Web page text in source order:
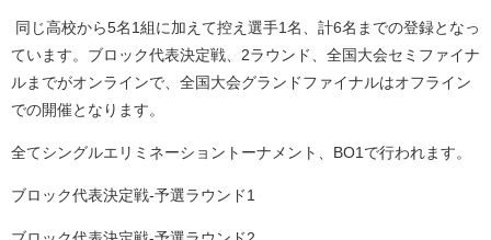
同じ高校から5名1組に加えて控え選手1名、計6名までの登録となっ
ています。ブロック代表決定戦、2ラウンド、全国大会セミファイナ
ルまでがオンラインで、全国大会グランドファイナルはオフライン
での開催となります。
全てシングルエリミネーショントーナメント、BO1で行われます。
ブロック代表決定戦-予選ラウンド1